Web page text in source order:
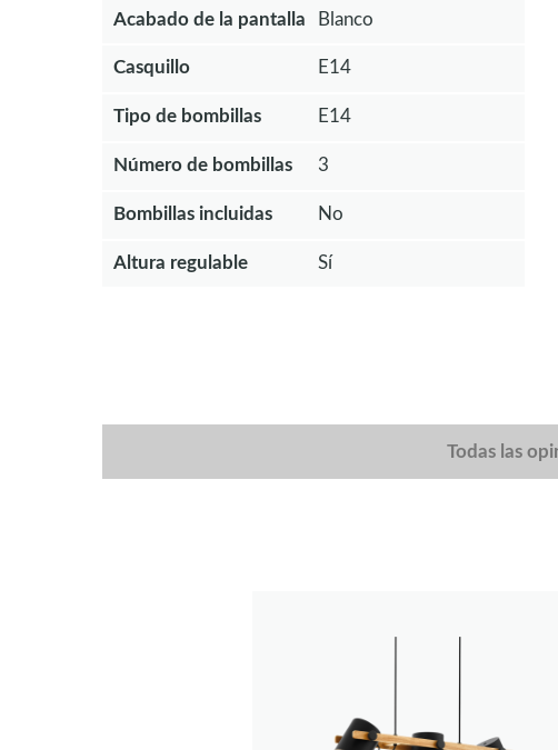
Acabado de la pantalla Blanco
Casquillo E14
Tipo de bombillas E14
Número de bombillas 3
Bombillas incluidas No
Altura regulable Sí
Todas las